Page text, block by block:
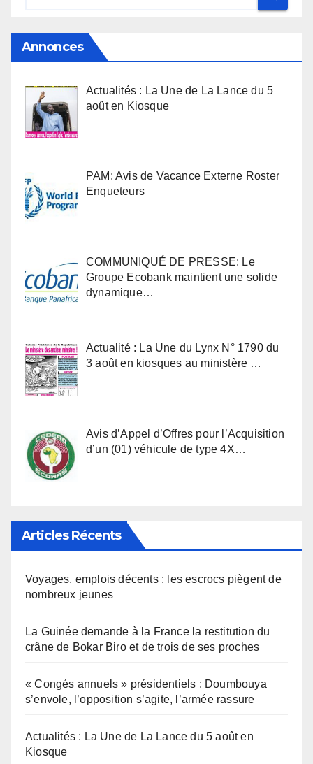
Annonces
Actualités : La Une de La Lance du 5
août en Kiosque
PAM: Avis de Vacance Externe Roster
Enqueteurs
COMMUNIQUÉ DE PRESSE: Le
Groupe Ecobank maintient une solide
dynamique…
Actualité : La Une du Lynx N° 1790 du
3 août en kiosques au ministère …
Avis d’Appel d’Offres pour l’Acquisition
d’un (01) véhicule de type 4X…
Articles Récents
Voyages, emplois décents : les escrocs piègent de
nombreux jeunes
La Guinée demande à la France la restitution du
crâne de Bokar Biro et de trois de ses proches
« Congés annuels » présidentiels : Doumbouya
s’envole, l’opposition s’agite, l’armée rassure
Actualités : La Une de La Lance du 5 août en
Kiosque